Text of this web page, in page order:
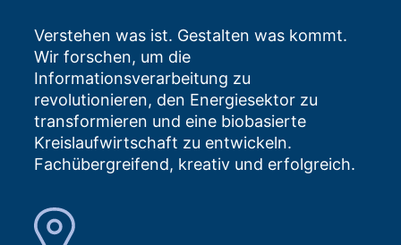
Verstehen was ist. Gestalten was kommt.
Wir forschen, um die
Informationsverarbeitung zu
revolutionieren, den Energiesektor zu
transformieren und eine biobasierte
Kreislaufwirtschaft zu entwickeln.
Fachübergreifend, kreativ und erfolgreich.